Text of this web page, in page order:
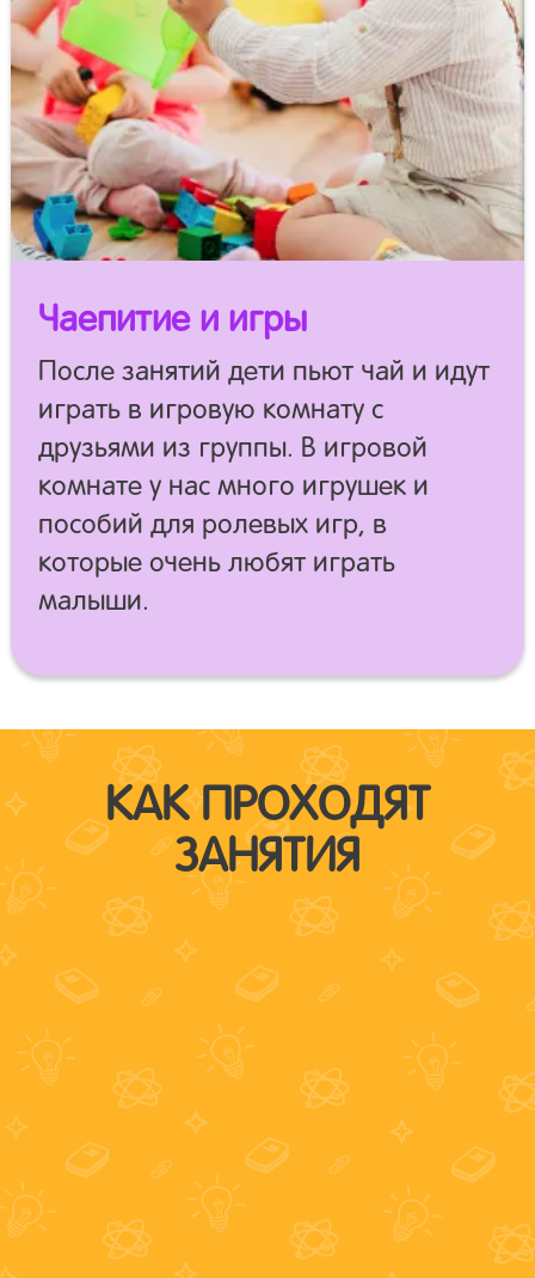
Чаепитие и игры
После занятий дети пьют чай и идут
играть в игровую комнату с
друзьями из группы. В игровой
комнате у нас много игрушек и
пособий для ролевых игр, в
которые очень любят играть
малыши.
КАК ПРОХОДЯТ
ЗАНЯТИЯ